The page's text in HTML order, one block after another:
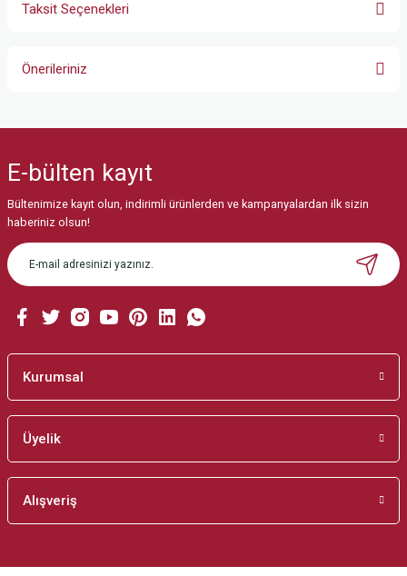
Taksit Seçenekleri
Önerileriniz
Görüş ve önerileriniz için teşekkür ederiz.
Ürün resmi kalitesiz, bozuk veya görüntülenemiyor.
Ürün açıklamasında eksik bilgiler bulunuyor.
Ürün bilgilerinde hatalar bulunuyor.
Bu ürüne benzer farklı alternatifler olmalı.
E-bülten kayıt
Bültenimize kayıt olun, indirimli ürünlerden ve kampanyalardan ilk sizin
haberiniz olsun!
Kurumsal
Üyelik
Alışveriş